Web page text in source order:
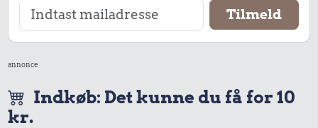
annonce
Indkøb: Det kunne du få for 10
kr.